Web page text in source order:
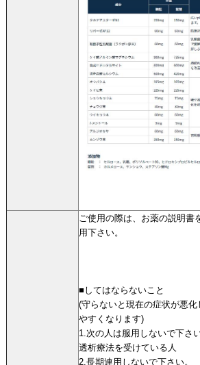
ご使用の際は、お薬の説明書
用下さい。
■してはならないこと
(守らないと現在の症状が悪
やすくなります)
1.次の人は服用しないで下さい
透析療法を受けている人
2.長期連用しないで下さい。